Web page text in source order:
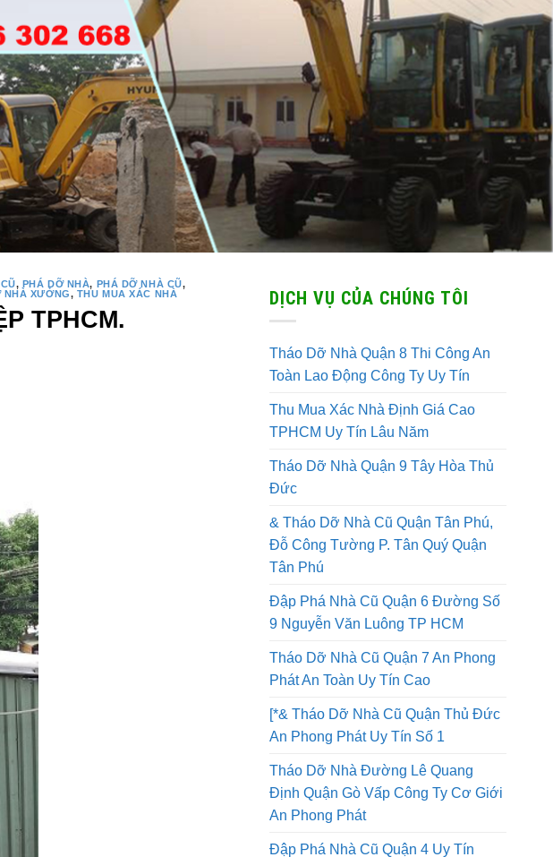
DỊCH VỤ CỦA CHÚNG TÔI
Tháo Dỡ Nhà Quận 8 Thi Công An
Toàn Lao Động Công Ty Uy Tín
Thu Mua Xác Nhà Định Giá Cao
TPHCM Uy Tín Lâu Năm
Tháo Dỡ Nhà Quận 9 Tây Hòa Thủ
Đức
& Tháo Dỡ Nhà Cũ Quận Tân Phú,
Đỗ Công Tường P. Tân Quý Quận
Tân Phú
Đập Phá Nhà Cũ Quận 6 Đường Số
9 Nguyễn Văn Luông TP HCM
Tháo Dỡ Nhà Cũ Quận 7 An Phong
Phát An Toàn Uy Tín Cao
[*& Tháo Dỡ Nhà Cũ Quận Thủ Đức
An Phong Phát Uy Tín Số 1
Tháo Dỡ Nhà Đường Lê Quang
Định Quận Gò Vấp Công Ty Cơ Giới